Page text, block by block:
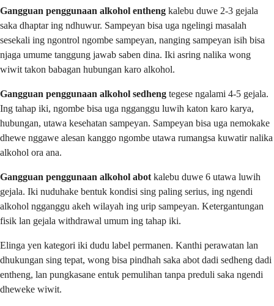
Gangguan penggunaan alkohol entheng kalebu duwe 2-3 gejala
saka dhaptar ing ndhuwur. Sampeyan bisa uga ngelingi masalah
sesekali ing ngontrol ngombe sampeyan, nanging sampeyan isih bisa
njaga umume tanggung jawab saben dina. Iki asring nalika wong
wiwit takon babagan hubungan karo alkohol.
Gangguan penggunaan alkohol sedheng tegese ngalami 4-5 gejala.
Ing tahap iki, ngombe bisa uga ngganggu luwih katon karo karya,
hubungan, utawa kesehatan sampeyan. Sampeyan bisa uga nemokake
dhewe nggawe alesan kanggo ngombe utawa rumangsa kuwatir nalika
alkohol ora ana.
Gangguan penggunaan alkohol abot kalebu duwe 6 utawa luwih
gejala. Iki nuduhake bentuk kondisi sing paling serius, ing ngendi
alkohol ngganggu akeh wilayah ing urip sampeyan. Ketergantungan
fisik lan gejala withdrawal umum ing tahap iki.
Elinga yen kategori iki dudu label permanen. Kanthi perawatan lan
dhukungan sing tepat, wong bisa pindhah saka abot dadi sedheng dadi
entheng, lan pungkasane entuk pemulihan tanpa preduli saka ngendi
dheweke wiwit.